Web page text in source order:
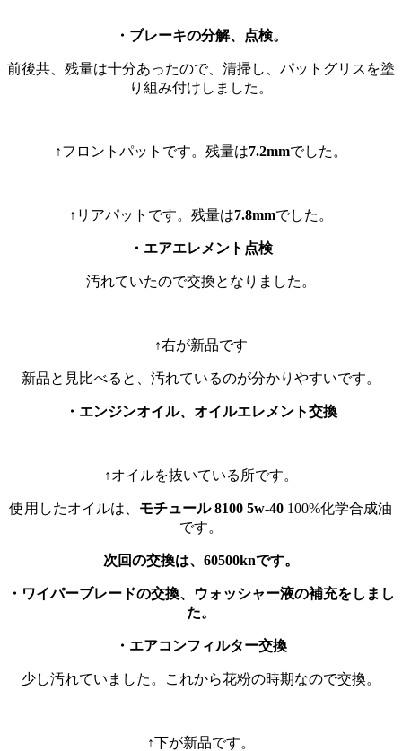
・ブレーキの分解、点検。
前後共、残量は十分あったので、清掃し、パットグリスを塗
り組み付けしました。
↑フロントパットです。残量は7.2mmでした。
↑リアパットです。残量は7.8mmでした。
・エアエレメント点検
汚れていたので交換となりました。
↑右が新品です
新品と見比べると、汚れているのが分かりやすいです。
・エンジンオイル、オイルエレメント交換
↑オイルを抜いている所です。
使用したオイルは、 モチュール 8100 5w-40 100%化学合成油
です。
次回の交換は、60500knです。
・ワイパーブレードの交換、ウォッシャー液の補充をしまし
た。
・エアコンフィルター交換
少し汚れていました。これから花粉の時期なので交換。
↑下が新品です。